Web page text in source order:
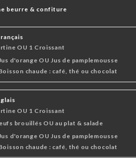
beurre & confiture
OU 1 Croissant
d'orange OU Jus de pamplemousse
chaude : café, thé ou chocolat
OU 1 Croissant
brouillés OU au plat & salade
d'orange OU Jus de pamplemousse
chaude : café, thé ou chocolat